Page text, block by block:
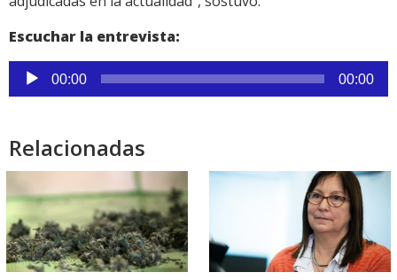
Escuchar la entrevista:
Reproductor
de
00:00 00:00
Relacionadas